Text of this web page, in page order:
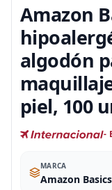
Amazon
algodón
piel, 100
-
MARCA
Amazon Basics